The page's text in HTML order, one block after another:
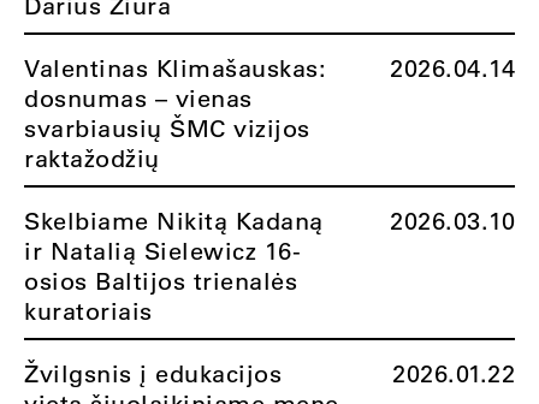
Valentinas Klimašauskas:
dosnumas – vienas
svarbiausių ŠMC vizijos
raktažodžių
2026.04.14
Skelbiame Nikitą Kadaną
ir Natalią Sielewicz 16-
osios Baltijos trienalės
kuratoriais
2026.03.10
Žvilgsnis į edukacijos
2026.01.22